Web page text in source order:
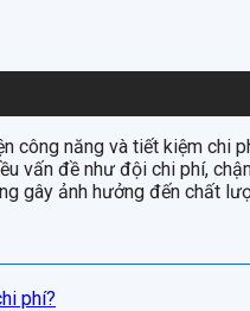
công năng và tiết kiệm chi
vấn đề như đội chi phí,
gây ảnh hưởng đến chất
phí?